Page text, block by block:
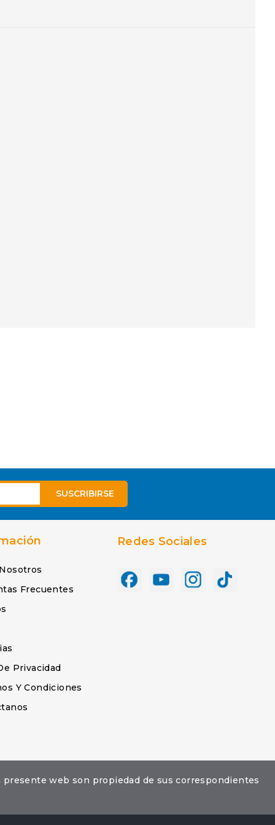
Frecuentes
Privacidad
Y Condiciones
Redes Sociales
presente web son propiedad de sus correspondientes